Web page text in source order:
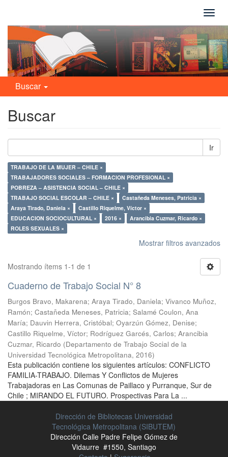
Buscar
Buscar
Ir
TRABAJO DE LA MUJER – CHILE ×
TRABAJADORES SOCIALES – FORMACION PROFESIONAL ×
POBREZA – ASISTENCIA SOCIAL – CHILE ×
TRABAJO SOCIAL ESCOLAR – CHILE ×
Castañeda Meneses, Patricia ×
Araya Tirado, Daniela ×
Castillo Riquelme, Víctor ×
EDUCACION SOCIOCULTURAL ×
2016 ×
Arancibia Cuzmar, Ricardo ×
ROLES SEXUALES ×
Mostrar filtros avanzados
Mostrando ítems 1-1 de 1
Cuaderno de Trabajo Social N° 8
Burgos Bravo, Makarena; Araya Tirado, Daniela; Vivanco Muñoz,
Ramón; Castañeda Meneses, Patricia; Salamé Coulon, Ana
María; Dauvin Herrera, Cristóbal; Oyarzún Gómez, Denise;
Castillo Riquelme, Víctor; Rodríguez Garcés, Carlos; Arancibia
Cuzmar, Ricardo (Departamento de Trabajo Social de la
Universidad Tecnológica Metropolitana, 2016)
Esta publicación contiene los siguientes artículos: CONFLICTO
FAMILIA-TRABAJO. Dilemas Y Conflictos de Mujeres
Trabajadoras en Las Comunas de Paillaco y Purranque, Sur de
Chile ; MIRANDO EL FUTURO. Prospectivas Para La ...
Dirección de Bibliotecas Universidad
Tecnológica Metropolitana (SIBUTEM)
Dirección Calle Padre Felipe Gómez de
Vidaurre #1550, Santiago